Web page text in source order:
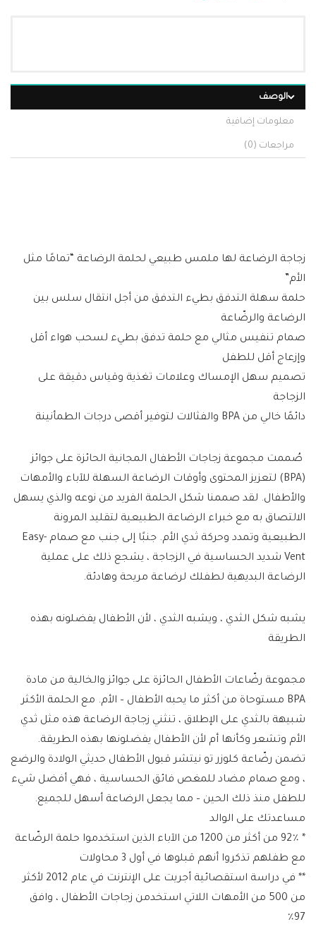
الوصف
معلومات إضافية
مراجعات (0)
زجاجة الرضاعة لها ملمس طبيعي لحلمة الرضاعة “تمامًا مثل
الأم”
حلمة سهلة التدفق بطيء التدفق من أجل انتقال سلس بين
الرضاعة والرضّاعة
صمام تنفيس مثالي مع حلمة تدفق بطيء لسحب هواء أقل
وإزعاج أقل للطفل
تصميم سهل الإمساك وعلامات تغذية وقياس دقيقة على
الزجاجة
دائمًا خالي من BPA والفثالات لتوفير أقصى درجات الطمأنينة
صُممت مجموعة زجاجات الأطفال المجانية الحائزة على جوائز
(BPA) لتعزيز المحتوى وأوقات الرضاعة السهلة للآباء والأمهات
والأطفال. لقد صممنا شكل الحلمة الفريد من نوعه والذي يسهل
الالتصاق به مع خبراء الرضاعة الطبيعية لتقليد المرونة
الطبيعية وتمدد وحركة ثدي الأم. جنبًا إلى جنب مع صمام Easy-
Vent شديد الحساسية في الزجاجة ، يشجع ذلك على عملية
الرضاعة البديهية لطفلك لرضاعة مريحة وهادئة.
يشبه شكل الثدي ، ويشبه الثدي ، لأن الأطفال يفضلونه بهذه
الطريقة
مجموعة رضّاعات الأطفال الحائزة على جوائز والخالية من مادة
BPA مستوحاة من أكثر ما يحبه الأطفال – الأم. مع الحلمة الأكثر
شبيهة بالثدي على الإطلاق ، تنثني زجاجة الرضاعة هذه مثل ثدي
الأم وتشعر وكأنها أم لأن الأطفال يفضلونها بهذه الطريقة.
تضمن رضّاعة كلوزر تو نيتشر قبول الأطفال حديثي الولادة والرضع
، ومع صمام مضاد للمغص فائق الحساسية ، فهي أفضل شيء
للطفل منذ ذلك الحين – مما يجعل الرضاعة أسهل للجميع.
مساعدتك على الوالد
* 92٪ من أكثر من 1200 من الآباء الذين استخدموا حلمة الرضّاعة
مع طفلهم تذكروا أنهم قبلوها في أول 3 محاولات
** في دراسة استقصائية أجريت على الإنترنت في عام 2012 لأكثر
من 500 من الأمهات اللاتي استخدمن زجاجات الأطفال ، وافق
97٪